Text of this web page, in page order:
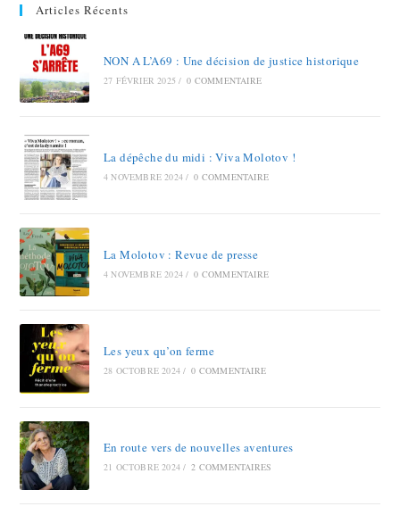
Articles Récents
NON A L’A69 : Une décision de justice historique
27 FÉVRIER 2025 / 0 COMMENTAIRE
La dépêche du midi : Viva Molotov !
4 NOVEMBRE 2024 / 0 COMMENTAIRE
La Molotov : Revue de presse
4 NOVEMBRE 2024 / 0 COMMENTAIRE
Les yeux qu’on ferme
28 OCTOBRE 2024 / 0 COMMENTAIRE
En route vers de nouvelles aventures
21 OCTOBRE 2024 / 2 COMMENTAIRES